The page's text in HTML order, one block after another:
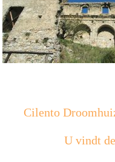
Cilento
U vindt